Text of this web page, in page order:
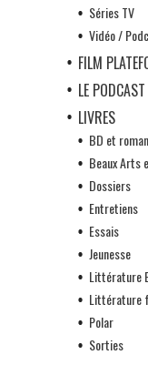
Séries TV
Vidéo /
FILM
LE
LIVRES
BD et
Beaux Arts
Dossiers
Entretiens
Essais
Jeunesse
Littérature
Littérature
Polar
Sorties